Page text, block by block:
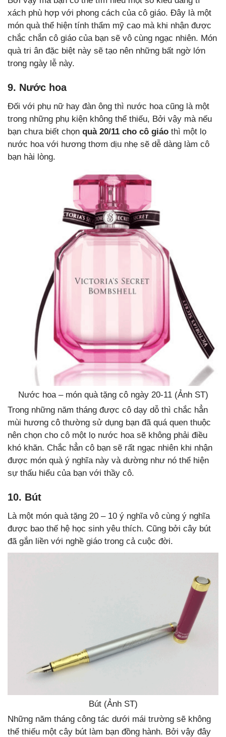
xách phù hợp với phong cách của cô giáo. Đây là một
món quà thể hiện tính thẩm mỹ cao mà khi nhận được
chắc chắn cô giáo của bạn sẽ vô cùng ngạc nhiên. Món
quà tri ân đặc biệt này sẽ tạo nên những bất ngờ lớn
trong ngày lễ này.
9. Nước hoa
Đối với phụ nữ hay đàn ông thì nước hoa cũng là một
trong những phụ kiện không thể thiếu, Bởi vậy mà nếu
bạn chưa biết chọn quà 20/11 cho cô giáo thì một lọ
nước hoa với hương thơm dịu nhẹ sẽ dễ dàng làm cô
bạn hài lòng.
Nước hoa – món quà tặng cô ngày 20-11 (Ảnh ST)
Trong những năm tháng được cô dạy dỗ thì chắc hẳn
mùi hương cô thường sử dụng bạn đã quá quen thuộc
nên chọn cho cô một lọ nước hoa sẽ không phải điều
khó khăn. Chắc hẳn cô bạn sẽ rất ngạc nhiên khi nhận
được món quà ý nghĩa này và dường như nó thể hiện
sự thấu hiểu của bạn với thầy cô.
10. Bút
Là một món quà tặng 20 – 10 ý nghĩavô cùng ý nghĩa
được bao thế hệ học sinh yêu thích. Cũng bởi cây bút
đã gắn liền với nghề giáo trong cả cuộc đời.
Bút (Ảnh ST)
Những năm tháng công tác dưới mái trường sẽ không
thể thiếu một cây bút làm bạn đồng hành. Bởi vậy đây